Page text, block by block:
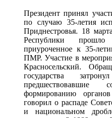
Президент принял
по случаю 35-летия
Приднестровья. 18
Республики прошло
приуроченное к 35-
ПМР. Участие в
Красносельский.
государства
предшествовавшие
формированию
говорил о распаде
и национальном